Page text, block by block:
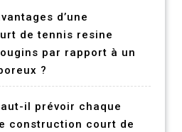
d’une
de tennis resine
par rapport à un
?
il prévoir chaque
construction court de